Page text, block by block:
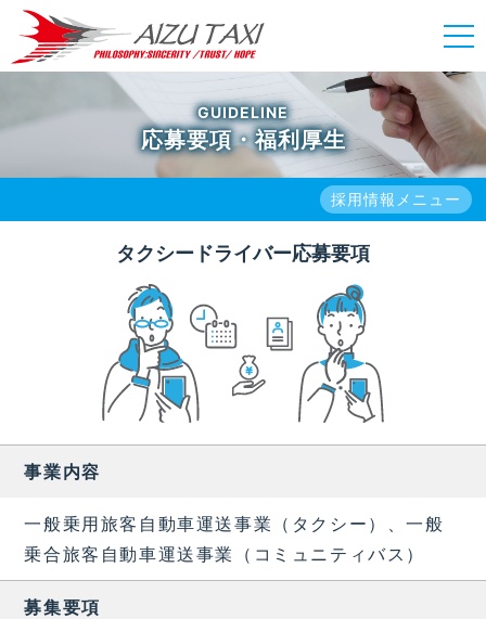
GUIDELINE
応募要項・福利厚生
採用情報メニュー
タクシードライバー応募要項
事業内容
一般乗用旅客自動車運送事業（タクシー）、一般
乗合旅客自動車運送事業（コミュニティバス）
募集要項